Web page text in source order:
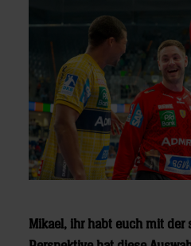
Mikael, ihr habt euch mit der